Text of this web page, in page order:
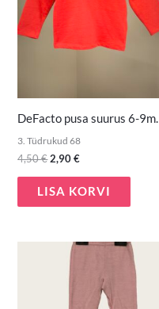
DeFacto pusa suurus 6-9m.
3. Tüdrukud 68
4,50€2,90€
LISA KORVI